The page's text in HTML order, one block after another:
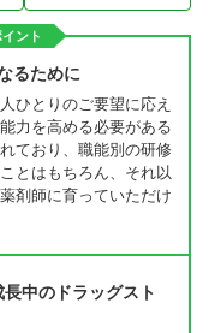
ント
るために
ひとりのご要望に応え
力を高める必要がある
ており、職能別の研修
とはもちろん、それ以
剤師に育っていただけ
中のドラッグスト